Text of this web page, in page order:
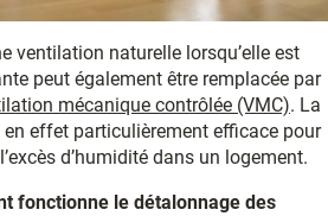
ventilation naturelle lorsqu’elle est
peut également être remplacée par
mécanique contrôlée (VMC). La
en effet particulièrement efficace pour
d’humidité dans un logement.
fonctionne le détalonnage des